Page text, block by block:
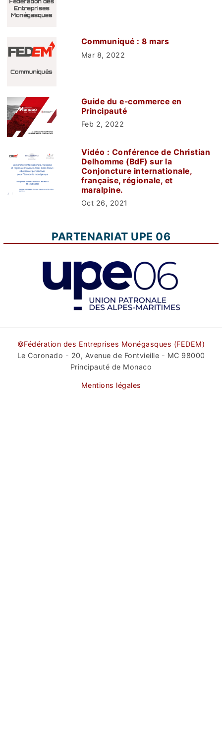
Communiqué : 8 mars
Mar 8, 2022
Guide du e-commerce en
Principauté
Feb 2, 2022
Vidéo : Conférence de Christian
Delhomme (BdF) sur la
Conjoncture internationale,
française, régionale, et
maralpine.
Oct 26, 2021
PARTENARIAT UPE 06
©Fédération des Entreprises Monégasques (FEDEM)
Le Coronado - 20, Avenue de Fontvieille - MC 98000
Principauté de Monaco
Mentions légales